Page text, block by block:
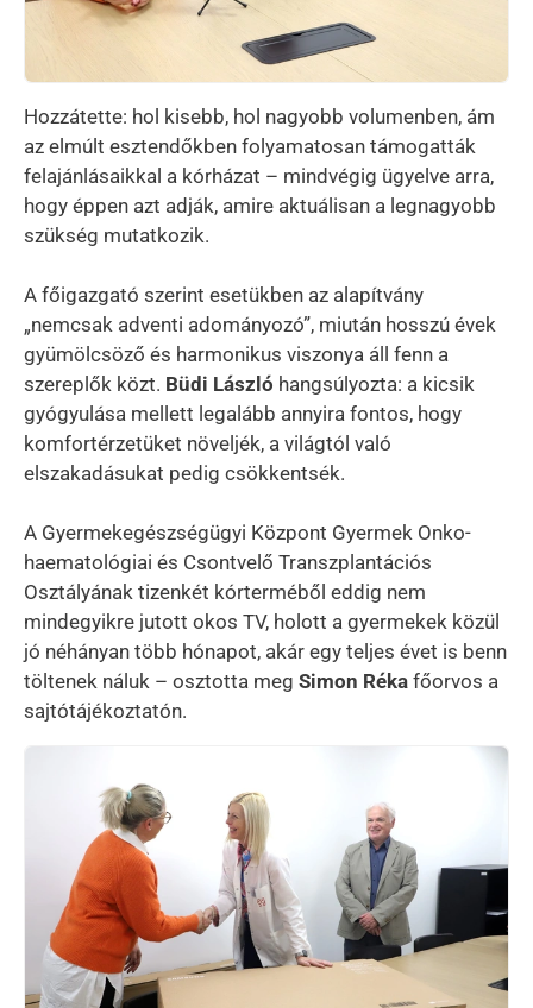
Hozzátette: hol kisebb, hol nagyobb volumenben, ám
az elmúlt esztendőkben folyamatosan támogatták
felajánlásaikkal a kórházat – mindvégig ügyelve arra,
hogy éppen azt adják, amire aktuálisan a legnagyobb
szükség mutatkozik.
A főigazgató szerint esetükben az alapítvány
„nemcsak adventi adományozó”, miután hosszú évek
gyümölcsöző és harmonikus viszonya áll fenn a
szereplők közt. Büdi László hangsúlyozta: a kicsik
gyógyulása mellett legalább annyira fontos, hogy
komfortérzetüket növeljék, a világtól való
elszakadásukat pedig csökkentsék.
A Gyermekegészségügyi Központ Gyermek Onko-
haematológiai és Csontvelő Transzplantációs
Osztályának tizenkét kórterméből eddig nem
mindegyikre jutott okos TV, holott a gyermekek közül
jó néhányan több hónapot, akár egy teljes évet is benn
töltenek náluk – osztotta meg Simon Réka főorvos a
sajtótájékoztatón.